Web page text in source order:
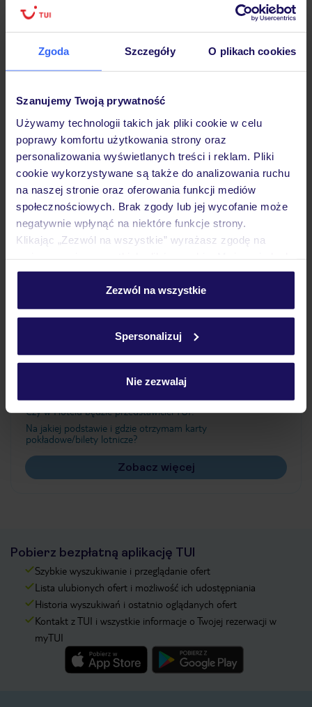
Zgoda Szczegóły O plikach cookies
Szanujemy Twoją prywatność
Używamy technologii takich jak pliki cookie w celu
poprawy komfortu użytkowania strony oraz
personalizowania wyświetlanych treści i reklam. Pliki
cookie wykorzystywane są także do analizowania ruchu
na naszej stronie oraz oferowania funkcji mediów
społecznościowych. Brak zgody lub jej wycofanie może
negatywnie wpłynąć na niektóre funkcje strony.
Klikając „Zezwól na wszystkie” wyrażasz zgodę na
personalizować swój wybór wchodząc w zakładkę
Szczegółowe informacje o plikach cookie znajdziesz
Zezwól na wszystkie
Spersonalizuj
Nie zezwalaj
Hotel
Pokoje
Wyżywienie
Ważne informacje
Czy w Hotelu będzie przedstawiciel TUI?
Na jakiej podstawie i gdzie otrzymam karty
pokładowe/bilety lotnicze?
Zobacz więcej
Pobierz bezpłatną aplikację TUI
Szybkie wyszukiwanie i przeglądanie ofert
Lista ulubionych ofert i możliwość ich udostępniania
Historia wyszukiwań i ostatnio oglądanych ofert
Kontakt z TUI i wszystkie informacje o Twojej rezerwacji w
myTUI